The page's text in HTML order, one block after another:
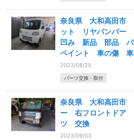
奈良県 大和高田市
ット リヤバンパ
凹み 新品 部品
ペイント 車の傷
2023/08/25
パーツ交換・取付
奈良県 大和高田市
ー 右フロントドア
ツ 交換
2023/09/03